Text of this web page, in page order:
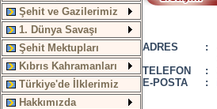
Şehit ve Gazilerimiz
1. Dünya Savaşı
Şehit Mektupları
Kıbrıs Kahramanları
Türkiye'de İlklerimiz
Hakkımızda
ADRES :
TELEFON
:
E-POSTA
: